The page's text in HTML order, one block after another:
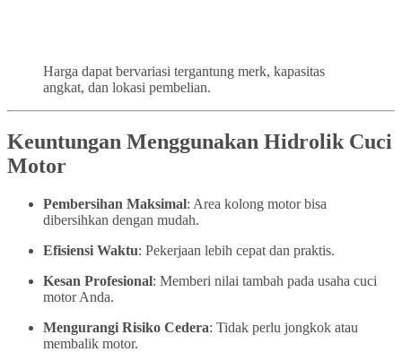
Harga dapat bervariasi tergantung merk, kapasitas
angkat, dan lokasi pembelian.
Keuntungan Menggunakan Hidrolik Cuci
Motor
Pembersihan Maksimal: Area kolong motor bisa
dibersihkan dengan mudah.
Efisiensi Waktu: Pekerjaan lebih cepat dan praktis.
Kesan Profesional: Memberi nilai tambah pada usaha cuci
motor Anda.
Mengurangi Risiko Cedera: Tidak perlu jongkok atau
membalik motor.